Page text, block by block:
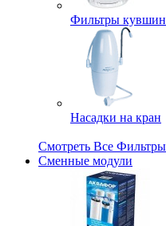
Фильтры
Насадки на кран
Смотреть Все
Сменные модули